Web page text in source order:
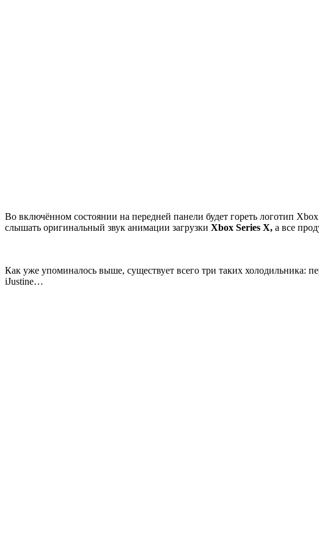
Во включённом состоянии на передней панели будет гореть логотип
слышать оригинальный звук анимации загрузки Xbox Series X, а все
Как уже упоминалось выше, существует всего три таких
iJustine…